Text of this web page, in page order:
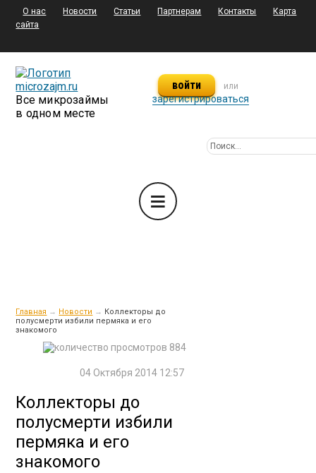
О нас Новости Статьи Партнерам Контакты
Карта
сайта
Все микрозаймы
в одном месте
войти или
зарегистрироваться
Главная → Новости → Коллекторы до
полусмерти избили пермяка и его
знакомого
884
04 Октября 2014 12:57
Коллекторы до
полусмерти избили
пермяка и его
знакомого